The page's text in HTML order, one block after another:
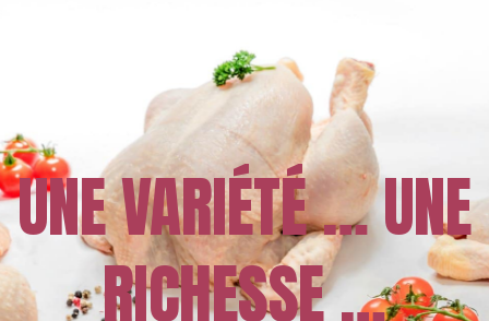
UNE VARIÉTÉ … UNE
RICHESSE …